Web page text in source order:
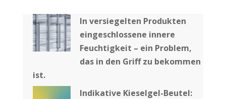
In versiegelten Produkten
eingeschlossene innere
Feuchtigkeit – ein Problem,
das in den Griff zu bekommen
ist.
Indikative Kieselgel-Beutel: